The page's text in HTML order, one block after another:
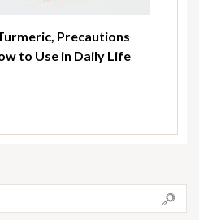
Precautions
to Use in Daily Life